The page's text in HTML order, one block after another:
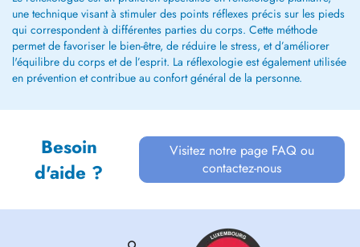
une technique visant à stimuler des points réflexes précis sur les pieds
qui correspondent à différentes parties du corps. Cette méthode
permet de favoriser le bien-être, de réduire le stress, et d’améliorer
l'équilibre du corps et de l’esprit. La réflexologie est également utilisée
en prévention et contribue au confort général de la personne.
Besoin
d'aide ?
Visitez notre page FAQ ou
contactez-nous